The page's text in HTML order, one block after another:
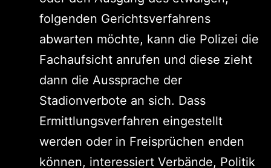
folgenden Gerichtsverfahrens
abwarten möchte, kann die Polizei die
Fachaufsicht anrufen und diese zieht
dann die Aussprache der
Stadionverbote an sich. Dass
Ermittlungsverfahren eingestellt
werden oder in Freisprüchen enden
können, interessiert Verbände, Politik